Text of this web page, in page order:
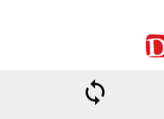
loop